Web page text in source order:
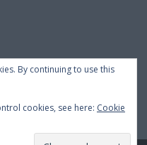
By continuing to use this
cookies, see here: Cookie